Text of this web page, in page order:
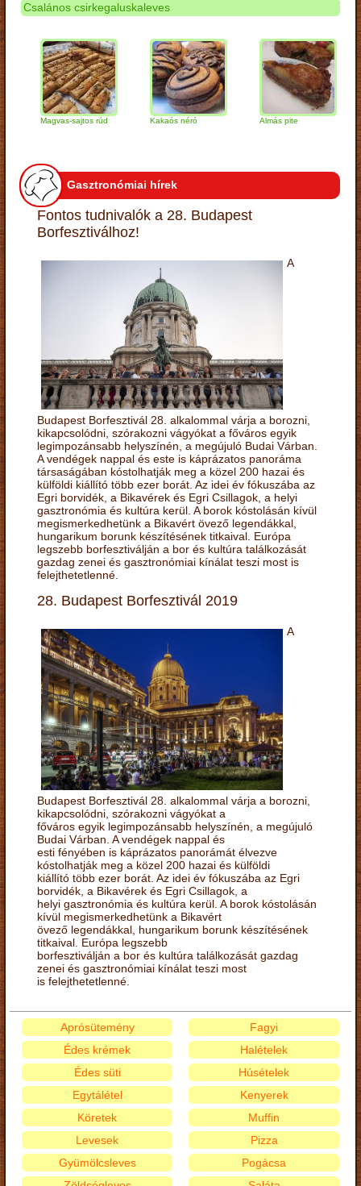
Csalános csirkegaluskaleves
Magvas-sajtos rúd Kakaós néró Almás pite
Gasztronómiai hírek
Fontos tudnivalók a 28. Budapest
Borfesztiválhoz!
A
Budapest Borfesztivál 28. alkalommal várja a borozni,
kikapcsolódni, szórakozni vágyókat a főváros egyik
legimpozánsabb helyszínén, a megújuló Budai Várban.
A vendégek nappal és este is káprázatos panoráma
társaságában kóstolhatják meg a közel 200 hazai és
külföldi kiállító több ezer borát. Az idei év fókuszába az
Egri borvidék, a Bikavérek és Egri Csillagok, a helyi
gasztronómia és kultúra kerül. A borok kóstolásán kívül
megismerkedhetünk a Bikavért övező legendákkal,
hungarikum borunk készítésének titkaival. Európa
legszebb borfesztiválján a bor és kultúra találkozását
gazdag zenei és gasztronómiai kínálat teszi most is
felejthetetlenné.
28. Budapest Borfesztivál 2019
A
Budapest Borfesztivál 28. alkalommal várja a borozni,
kikapcsolódni, szórakozni vágyókat a
főváros egyik legimpozánsabb helyszínén, a megújuló
Budai Várban. A vendégek nappal és
esti fényében is káprázatos panorámát élvezve
kóstolhatják meg a közel 200 hazai és külföldi
kiállító több ezer borát. Az idei év fókuszába az Egri
borvidék, a Bikavérek és Egri Csillagok, a
helyi gasztronómia és kultúra kerül. A borok kóstolásán
kívül megismerkedhetünk a Bikavért
övező legendákkal, hungarikum borunk készítésének
titkaival. Európa legszebb
borfesztiválján a bor és kultúra találkozását gazdag
zenei és gasztronómiai kínálat teszi most
is felejthetetlenné.
Aprósütemény
Édes krémek
Édes süti
Egytálétel
Fagyi
Halételek
Húsételek
Kenyerek
Köretek
Levesek
Gyümölcsleves
Muffin
Pizza
Pogácsa